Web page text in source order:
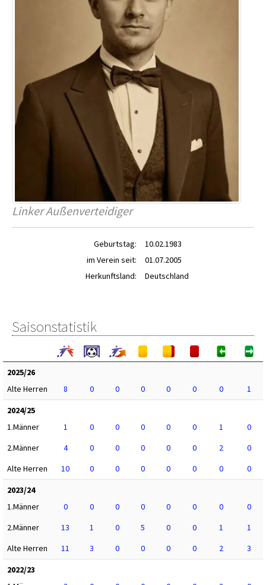
Linker Außenverteidiger
Geburtstag:
10.02.1983
im Verein seit:
01.07.2005
Herkunftsland:
Deutschland
Saisonstatistik
2025/26
Alte Herren
8 0 0 0 0 0 0
1
2024/25
1.Männer
1 0 0 0 0 0 1
0
2.Männer
4 0 0 0 0 0 2
0
Alte Herren
10 0 0 0 0 0 0
0
2023/24
1.Männer
0 0 0 0 0 0 0
0
2.Männer
13 1 0 5 0 0 1
1
Alte Herren
11 3 0 0 0 0 2
3
2022/23